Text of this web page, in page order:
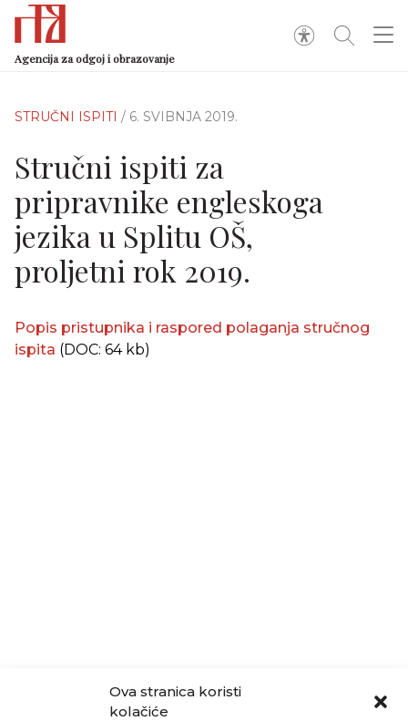
Ova stranica koristi
kolačiće
Agencija za odgoj i obrazovanje
STRUČNI ISPITI / 6. SVIBNJA 2019.
Stručni ispiti za
pripravnike engleskoga
jezika u Splitu OŠ,
proljetni rok 2019.
Popis pristupnika i raspored polaganja stručnog
ispita (DOC: 64 kb)